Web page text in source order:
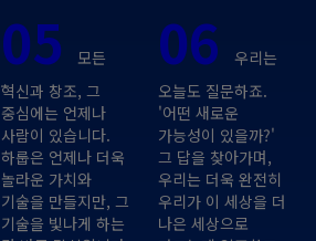
05
모든
혁신과 창조, 그
중심에는 언제나
사람이 있습니다.
하룹은 언제나 더욱
놀라운 가치와
기술을 만들지만, 그
기술을 빛나게 하는
06우리는
오늘도 질문하죠.
'어떤 새로운
가능성이 있을까?'
그 답을 찾아가며,
우리는 더욱 완전히
우리가 이 세상을 더
나은 세상으로